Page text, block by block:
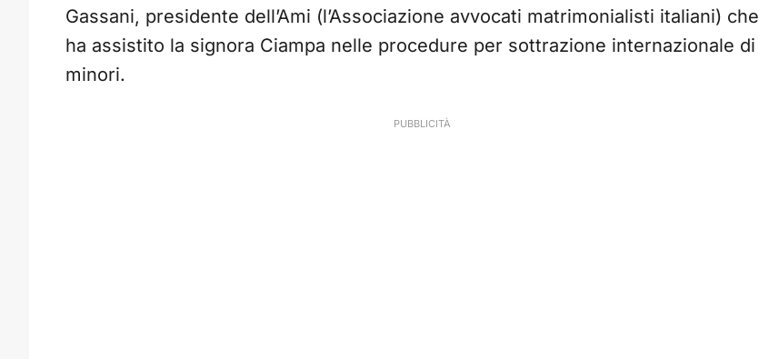
Gassani, presidente dell’Ami (l’Associazione avvocati matrimonialisti italiani) che
ha assistito la signora Ciampa nelle procedure per sottrazione internazionale di
minori.